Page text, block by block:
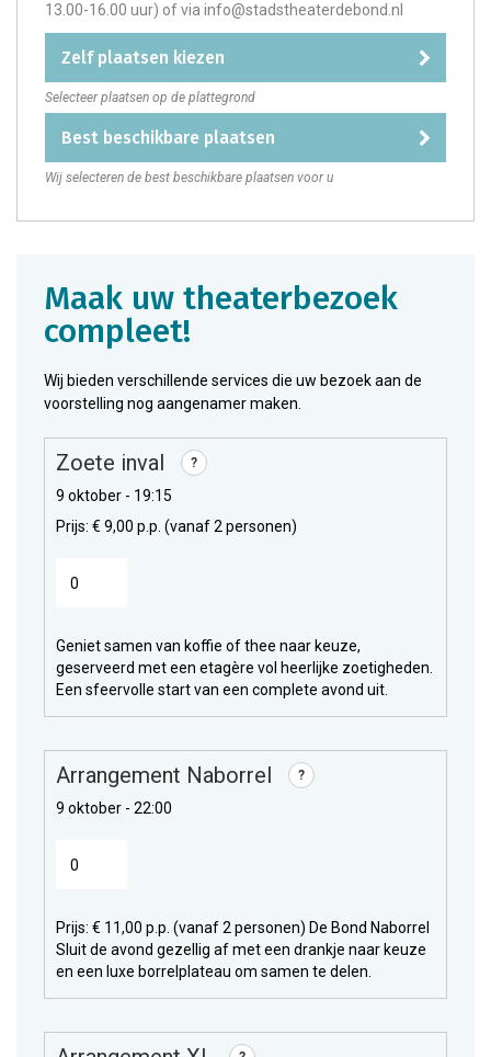
13.00-16.00 uur) of via info@stadstheaterdebond.nl
zelf plaatsen kiezen
Selecteer plaatsen op de plattegrond
best beschikbare plaatsen
Wij selecteren de best beschikbare plaatsen voor u
maak uw theaterbezoek
compleet!
Wij bieden verschillende services die uw bezoek aan de
voorstelling nog aangenamer maken.
Zoete inval ?
9 oktober - 19:15
Prijs: € 9,00 p.p. (vanaf 2 personen)
Geniet samen van koffie of thee naar keuze,
geserveerd met een etagère vol heerlijke zoetigheden.
Een sfeervolle start van een complete avond uit.
Arrangement Naborrel ?
9 oktober - 22:00
Prijs: € 11,00 p.p. (vanaf 2 personen) De Bond Naborrel
Sluit de avond gezellig af met een drankje naar keuze
en een luxe borrelplateau om samen te delen.